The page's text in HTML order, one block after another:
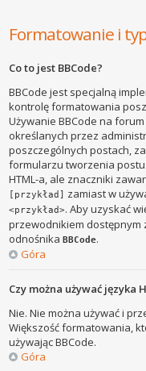
Formatowanie i
Co to jest BBCode?
BBCode jest specjalną
kontrolę formatowania
Używanie BBCode na
określanych przez
poszczególnych postach,
formularzu tworzenia
HTML-a, ale znaczniki
[przykład] zamiast w
<przykład>. Aby uzyskać
przewodnikiem dostępnym
odnośnikaBBCode.
Góra
Czy można używać języka
Nie. Nie można używać i
Większość formatowania,
używając BBCode.
Góra